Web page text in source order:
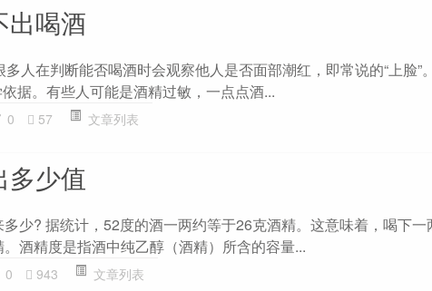
出喝酒
人在判断能否喝酒时会观察他人是否面部潮红，即常说的“上脸”
据。有些人可能是酒精过敏，一点点酒...
0 57 文章列表
多少值
少? 据统计，52度的酒一两约等于26克酒精。这意味着，喝下一
酒精度是指酒中纯乙醇（酒精）所含的容量...
0 943 文章列表